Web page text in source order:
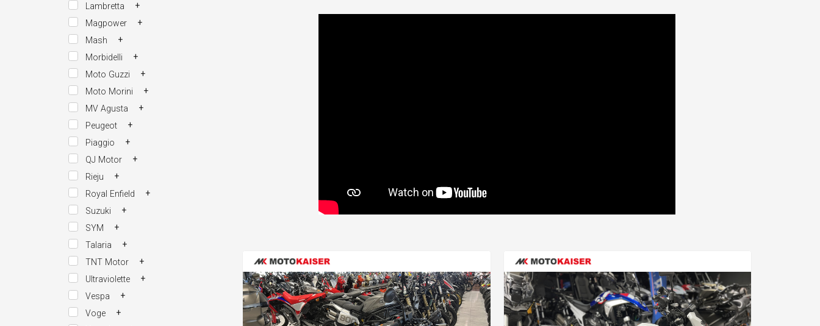
+
Lambretta
+
Magpower
+
Mash
+
Morbidelli
+
Moto Guzzi
+
Moto Morini
+
MV Agusta
+
Peugeot
+
Piaggio
+
QJ Motor
+
Rieju
+
Royal Enfield
+
Suzuki
+
SYM
+
Talaria
+
TNT Motor
+
Ultraviolette
+
Vespa
+
Voge